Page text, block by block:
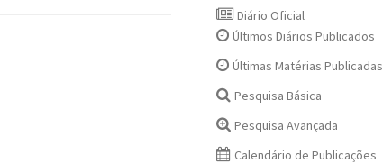
Diário Oficial
Últimos Diários Publicados
Últimas Matérias Publicadas
Pesquisa Básica
Pesquisa Avançada
Calendário de Publicações